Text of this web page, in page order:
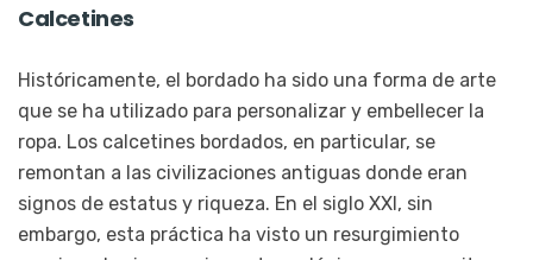
Calcetines
Históricamente, el bordado ha sido una forma de arte
que se ha utilizado para personalizar y embellecer la
ropa. Los calcetines bordados, en particular, se
remontan a las civilizaciones antiguas donde eran
signos de estatus y riqueza. En el siglo XXI, sin
embargo, esta práctica ha visto un resurgimiento